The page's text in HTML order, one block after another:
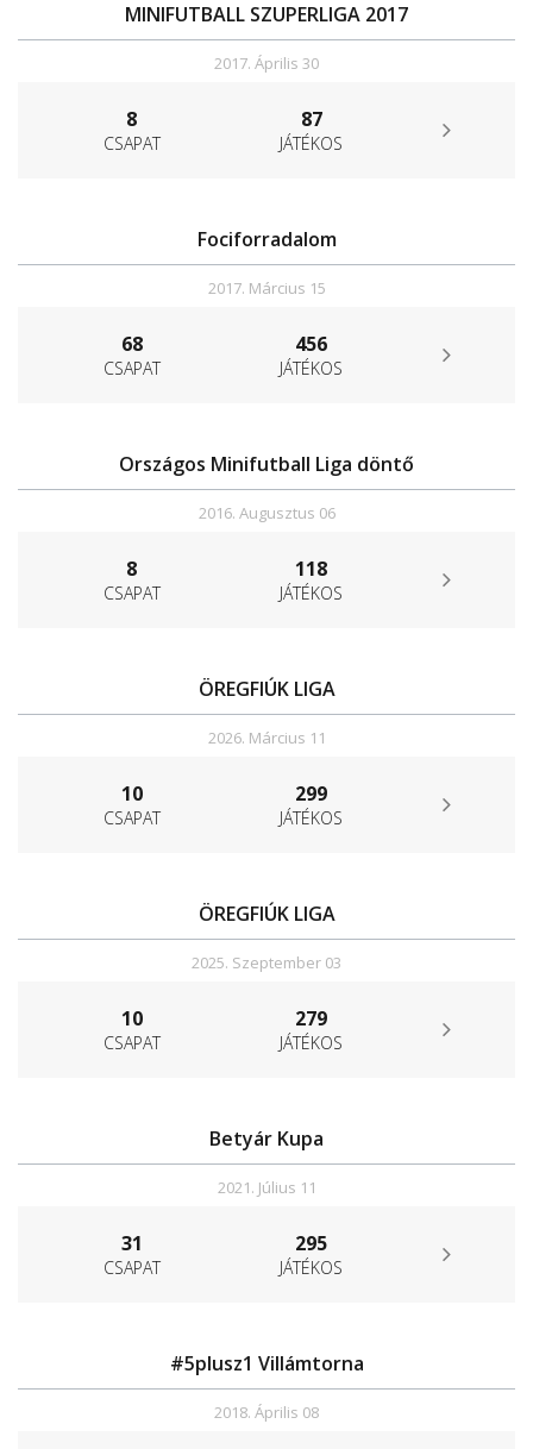
MINIFUTBALL SZUPERLIGA 2017
2017. Április 30
8
CSAPAT
87
JÁTÉKOS
Fociforradalom
2017. Március 15
68
CSAPAT
456
JÁTÉKOS
Országos Minifutball Liga döntő
2016. Augusztus 06
8
CSAPAT
118
JÁTÉKOS
ÖREGFIÚK LIGA
2026. Március 11
10
CSAPAT
299
JÁTÉKOS
ÖREGFIÚK LIGA
2025. Szeptember 03
10
CSAPAT
279
JÁTÉKOS
Betyár Kupa
2021. Július 11
31
CSAPAT
295
JÁTÉKOS
#5plusz1 Villámtorna
2018. Április 08